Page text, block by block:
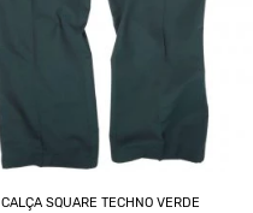
CALÇA SQUARE TECHNO VERDE